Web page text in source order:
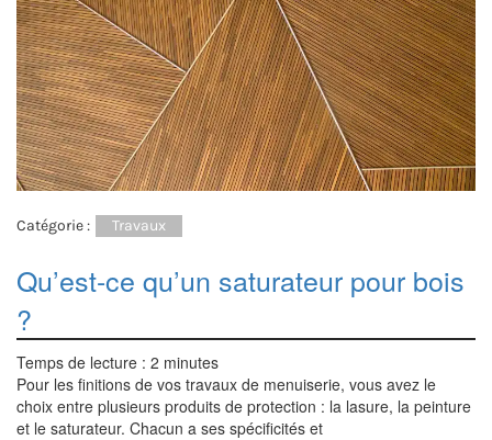
Catégorie : Travaux
Qu’est-ce qu’un saturateur pour bois
?
Temps de lecture : 2 minutes
Pour les finitions de vos travaux de menuiserie, vous avez le
choix entre plusieurs produits de protection : la lasure, la peinture
et le saturateur. Chacun a ses spécificités et